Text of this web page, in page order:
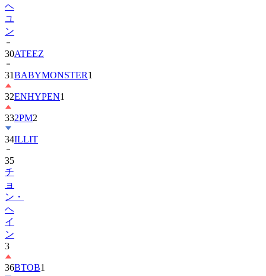
ヘ
ユ
ン
30ATEEZ
31BABYMONSTER1
32ENHYPEN1
332PM2
34ILLIT
35
チ
ョ
ン・
ヘ
イ
ン
3
36BTOB1